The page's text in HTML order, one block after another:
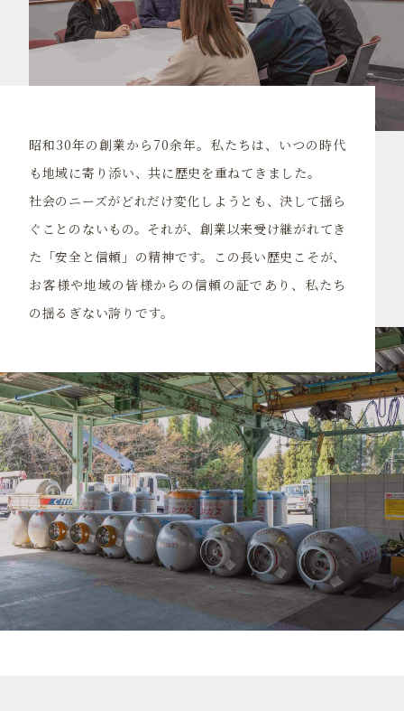
昭和30年の創業から70余年。私たちは、いつの時代
も地域に寄り添い、共に歴史を重ねてきました。
社会のニーズがどれだけ変化しようとも、決して揺ら
ぐことのないもの。それが、創業以来受け継がれてき
た「安全と信頼」の精神です。この長い歴史こそが、
お客様や地域の皆様からの信頼の証であり、私たち
の揺るぎない誇りです。